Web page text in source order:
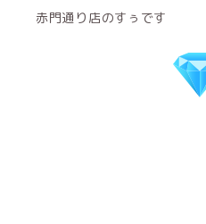
赤門通り店のすぅです